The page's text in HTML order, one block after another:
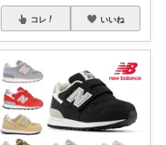
コレ いいね